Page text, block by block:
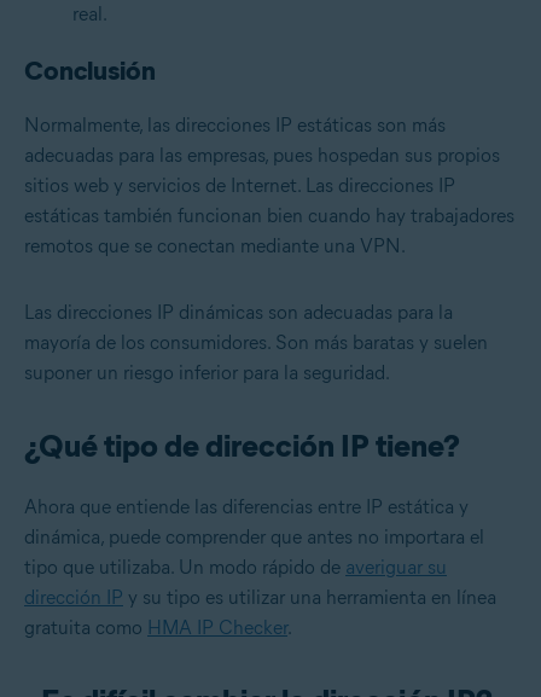
real.
Conclusión
Normalmente, las direcciones IP estáticas son más
adecuadas para las empresas, pues hospedan sus propios
sitios web y servicios de Internet. Las direcciones IP
estáticas también funcionan bien cuando hay trabajadores
remotos que se conectan mediante una VPN.
Las direcciones IP dinámicas son adecuadas para la
mayoría de los consumidores. Son más baratas y suelen
suponer un riesgo inferior para la seguridad.
¿Qué tipo de dirección IP tiene?
Ahora que entiende las diferencias entre IP estática y
dinámica, puede comprender que antes no importara el
tipo que utilizaba. Un modo rápido de averiguar su
dirección IP y su tipo es utilizar una herramienta en línea
gratuita como HMA IP Checker.